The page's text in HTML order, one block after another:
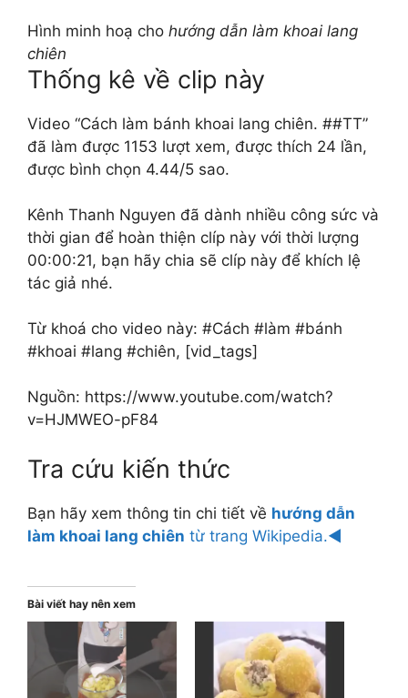
Hình minh hoạ cho hướng dẫn làm khoai lang
chiên
Thống kê về clip này
Video “Cách làm bánh khoai lang chiên. ##TT”
đã làm được 1153 lượt xem, được thích 24 lần,
được bình chọn 4.44/5 sao.
Kênh Thanh Nguyen đã dành nhiều công sức và
thời gian để hoàn thiện clíp này với thời lượng
00:00:21, bạn hãy chia sẽ clíp này để khích lệ
tác giả nhé.
Từ khoá cho video này: #Cách #làm #bánh
#khoai #lang #chiên, [vid_tags]
Nguồn: https://www.youtube.com/watch?
v=HJMWEO-pF84
Tra cứu kiến thức
Bạn hãy xem thông tin chi tiết về hướng dẫn
làm khoai lang chiên từ trang Wikipedia.◄
Bài viết hay nên xem